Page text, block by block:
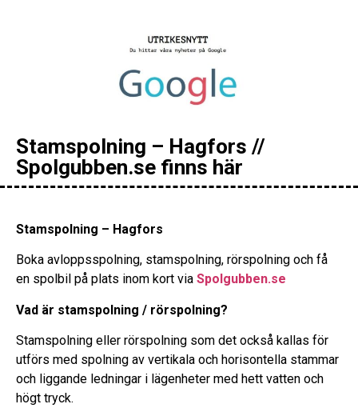
Stamspolning – Hagfors //
Spolgubben.se finns här
Stamspolning – Hagfors
Boka avloppsspolning, stamspolning, rörspolning och få
en spolbil på plats inom kort via Spolgubben.se
Vad är stamspolning / rörspolning?
Stamspolning eller rörspolning som det också kallas för
utförs med spolning av vertikala och horisontella stammar
och liggande ledningar i lägenheter med hett vatten och
högt tryck.